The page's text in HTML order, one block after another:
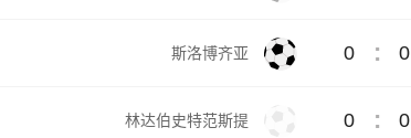
斯洛博齐亚 0 : 0
林达伯史特范斯提 0 : 0